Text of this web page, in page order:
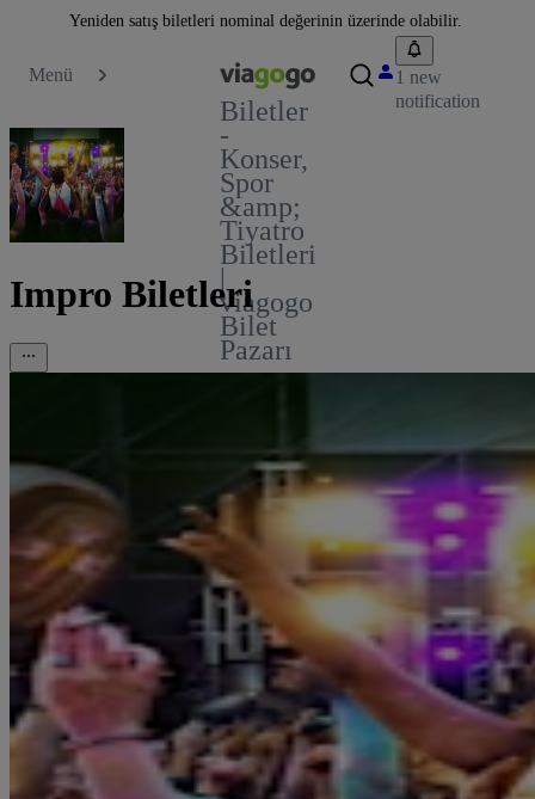
Yeniden satış biletleri nominal değerinin üzerinde olabilir.
Menü
Biletler
-
Konser,
Spor
&amp;
Tiyatro
Biletleri
|
viagogo
Bilet
Pazarı
1 new
notification
Impro Biletleri